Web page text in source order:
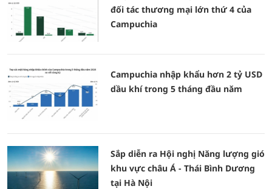
đối tác thương mại lớn thứ 4 của
Campuchia
Campuchia nhập khẩu hơn 2 tỷ USD
dầu khí trong 5 tháng đầu năm
Sắp diễn ra Hội nghị Năng lượng gió
khu vực châu Á - Thái Bình Dương
tại Hà Nội